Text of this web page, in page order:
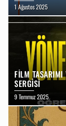
1 Ağustos 2025
FİLM TASARIMI
SERGİSİ
9 Temmuz 2025